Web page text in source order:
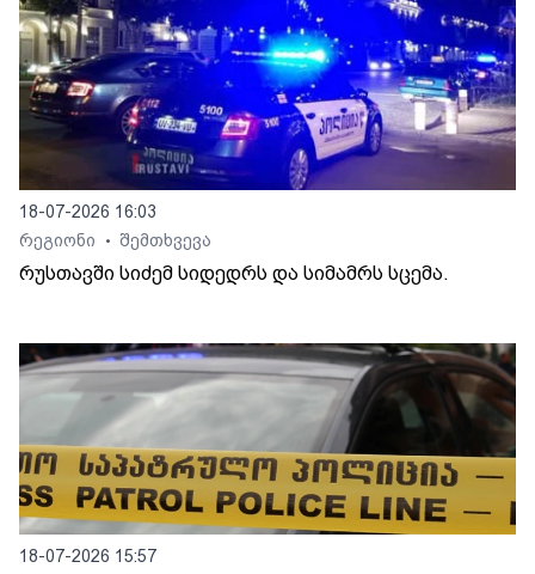
18-07-2026 16:03
რეგიონი
• შემთხვევა
რუსთავში სიძემ სიდედრს და სიმამრს სცემა.
18-07-2026 15:57